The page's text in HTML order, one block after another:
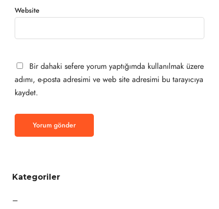
Website
Bir dahaki sefere yorum yaptığımda kullanılmak üzere
adımı, e-posta adresimi ve web site adresimi bu tarayıcıya
kaydet.
Kategoriler
–